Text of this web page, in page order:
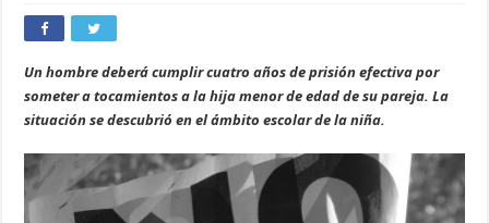
Un hombre deberá cumplir cuatro años de prisión efectiva por
someter a tocamientos a la hija menor de edad de su pareja. La
situación se descubrió en el ámbito escolar de la niña.